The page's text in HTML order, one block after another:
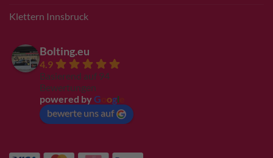
Klettern Innsbruck
Bolting.eu
4.9
Basierend auf 94
Bewertungen
powered by G ogl
bewerte uns auf